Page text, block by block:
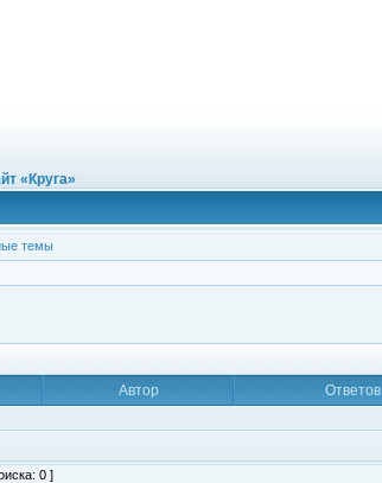
«Круга»
темы
Автор Ответов
0 ]